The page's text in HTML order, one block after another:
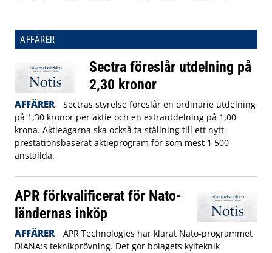
AFFÄRER
Sectra föreslår utdelning på
2,30 kronor
AFFÄRER
Sectras styrelse föreslår en ordinarie utdelning
på 1,30 kronor per aktie och en extrautdelning på 1,00
krona. Aktieägarna ska också ta ställning till ett nytt
prestationsbaserat aktieprogram för som mest 1 500
anställda.
APR förkvalificerat för Nato-
ländernas inköp
AFFÄRER
APR Technologies har klarat Nato-programmet
DIANA:s teknikprövning. Det gör bolagets kylteknik